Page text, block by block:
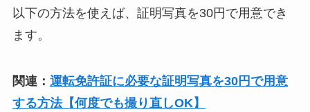
以下の方法を使えば、証明写真を30円で用意でき
ます。
関連： 運転免許証に必要な証明写真を30円で用意
する方法【何度でも撮り直しOK】